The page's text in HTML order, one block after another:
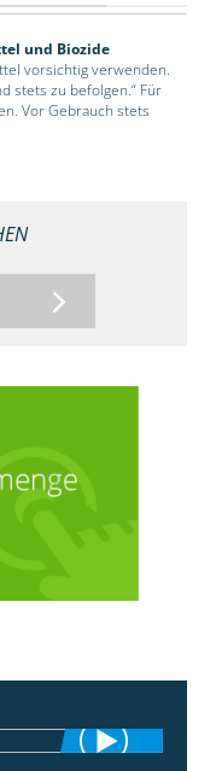
und Biozide
vorsichtig verwenden.
stets zu befolgen.“ Für
Vor Gebrauch stets